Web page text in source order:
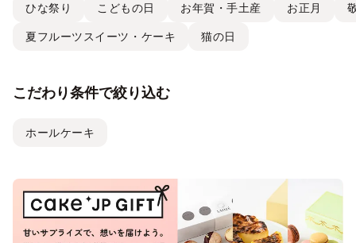
ひな祭り こどもの日 お年賀・手土産 お正月
夏フルーツスイーツ・ケーキ 猫の日
こだわり条件で絞り込む
ホールケーキ